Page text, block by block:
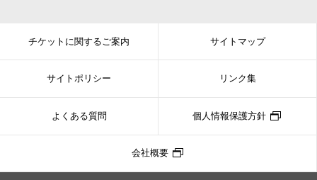
チケットに関するご案内 サイトマップ
サイトポリシー リンク集
よくある質問 個人情報保護方針
会社概要